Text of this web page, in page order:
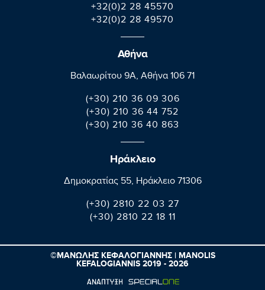
+32(0)2 28 45570
+32(0)2 28 49570
Αθήνα
Βαλαωρίτου 9A, Aθήνα 106 71
(+30) 210 36 09 306
(+30) 210 36 44 752
(+30) 210 36 40 863
Ηράκλειο
Δημοκρατίας 55, Ηράκλειο 71306
(+30) 2810 22 03 27
(+30) 2810 22 18 11
©ΜΑΝΩΛΗΣ ΚΕΦΑΛΟΓΙΑΝΝΗΣ | MANOLIS
KEFALOGIANNIS 2019 - 2026